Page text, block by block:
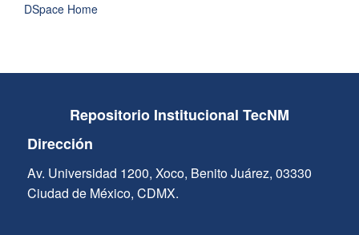
DSpace Home
Repositorio Institucional TecNM
Dirección
Av. Universidad 1200, Xoco, Benito Juárez, 03330
Ciudad de México, CDMX.